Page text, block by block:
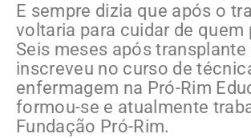
E sempre dizia que após o
voltaria para cuidar de quem
Seis meses após transplante
inscreveu no curso de
enfermagem na Pró-Rim
formou-se e atualmente
Fundação Pró-Rim.